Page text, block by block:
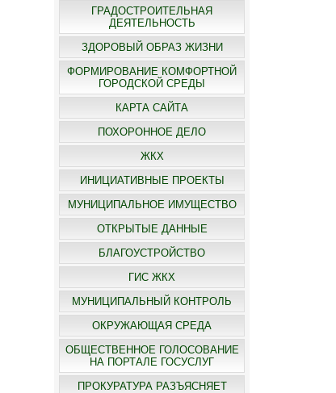
ГРАДОСТРОИТЕЛЬНАЯ
ДЕЯТЕЛЬНОСТЬ
ЗДОРОВЫЙ ОБРАЗ ЖИЗНИ
ФОРМИРОВАНИЕ КОМФОРТНОЙ
ГОРОДСКОЙ СРЕДЫ
КАРТА САЙТА
ПОХОРОННОЕ ДЕЛО
ЖКХ
ИНИЦИАТИВНЫЕ ПРОЕКТЫ
МУНИЦИПАЛЬНОЕ ИМУЩЕСТВО
ОТКРЫТЫЕ ДАННЫЕ
БЛАГОУСТРОЙСТВО
ГИС ЖКХ
МУНИЦИПАЛЬНЫЙ КОНТРОЛЬ
ОКРУЖАЮЩАЯ СРЕДА
ОБЩЕСТВЕННОЕ ГОЛОСОВАНИЕ
НА ПОРТАЛЕ ГОСУСЛУГ
ПРОКУРАТУРА РАЗЪЯСНЯЕТ